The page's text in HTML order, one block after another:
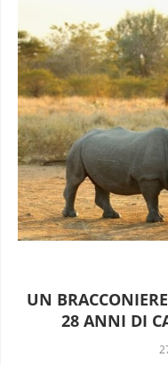
UN
28 ANNI DI